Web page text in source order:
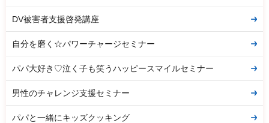
DV被害者支援啓発講座
自分を磨く☆パワーチャージセミナー
パパ大好き♡泣く子も笑うハッピースマイルセミナー
男性のチャレンジ支援セミナー
パパと一緒にキッズクッキング